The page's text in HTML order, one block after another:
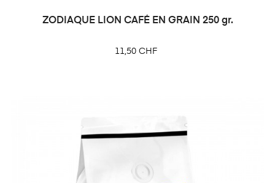
ZODIAQUE LION CAFÉ EN GRAIN 250 gr.
Prix
11,50 CHF